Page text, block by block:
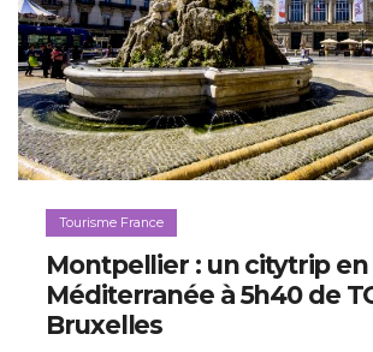
Tourisme France
Montpellier : un citytrip en
Méditerranée à 5h40 de
Bruxelles